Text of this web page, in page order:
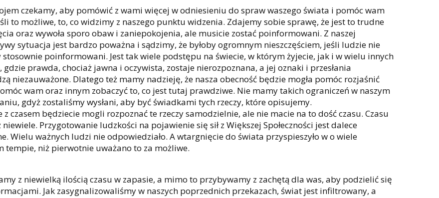
czekamy, aby pomówić z wami więcej w odniesieniu do spraw waszego świata i pomóc wam
to możliwe, to, co widzimy z naszego punktu widzenia. Zdajemy sobie sprawę, że jest to trudne
oraz wywoła sporo obaw i zaniepokojenia, ale musicie zostać poinformowani. Z naszej
sytuacja jest bardzo poważna i sądzimy, że byłoby ogromnym nieszczęściem, jeśli ludzie nie
poinformowani. Jest tak wiele podstępu na świecie, w którym żyjecie, jak i w wielu innych
gdzie prawda, chociaż jawna i oczywista, zostaje nierozpoznana, a jej oznaki i przesłania
niezauważone. Dlatego też mamy nadzieję, że nasza obecność będzie mogła pomóc rozjaśnić
wam oraz innym zobaczyć to, co jest tutaj prawdziwe. Nie mamy takich ograniczeń w naszym
gdyż zostaliśmy wysłani, aby być świadkami tych rzeczy, które opisujemy.
z czasem będziecie mogli rozpoznać te rzeczy samodzielnie, ale nie macie na to dość czasu. Czasu
niewiele. Przygotowanie ludzkości na pojawienie się sił z Większej Społeczności jest dalece
Wielu ważnych ludzi nie odpowiedziało. A wtargnięcie do świata przyspieszyło w o wiele
tempie, niż pierwotnie uważano to za możliwe.
z niewielką ilością czasu w zapasie, a mimo to przybywamy z zachętą dla was, aby podzielić się
Jak zasygnalizowaliśmy w naszych poprzednich przekazach, świat jest infiltrowany, a